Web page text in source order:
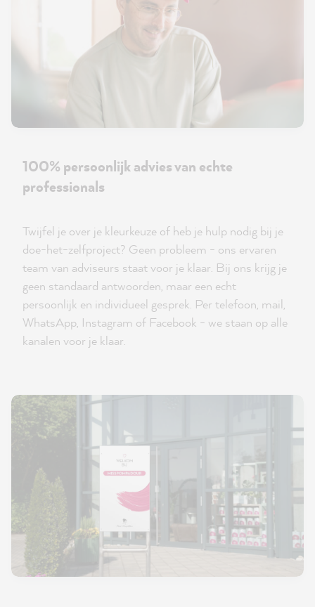
100% persoonlijk advies van echte
professionals
Twijfel je over je kleurkeuze of heb je hulp nodig bij je
doe-het-zelfproject? Geen probleem - ons ervaren
team van adviseurs staat voor je klaar. Bij ons krijg je
geen standaard antwoorden, maar een echt
persoonlijk en individueel gesprek. Per telefoon, mail,
WhatsApp, Instagram of Facebook - we staan op alle
kanalen voor je klaar.